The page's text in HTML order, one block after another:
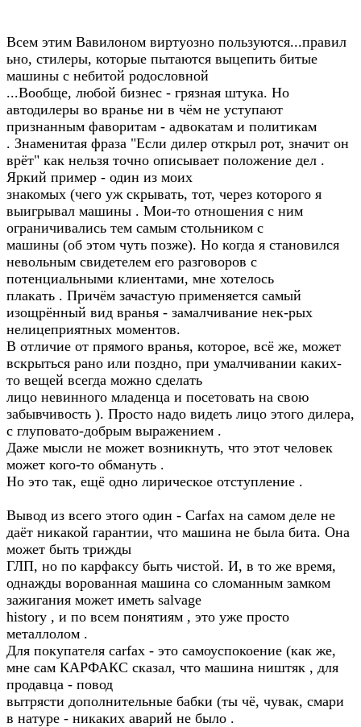
Всем этим Вавилоном виртуозно пользуются...правил
ьно, стилеры, которые пытаются выцепить битые
машины с небитой родословной
...Вообще, любой бизнес - грязная штука. Но
автодилеры во вранье ни в чём не уступают
признанным фаворитам - адвокатам и политикам
. Знаменитая фраза "Если дилер открыл рот, значит он
врёт" как нельзя точно описывает положение дел .
Яркий пример - один из моих
знакомых (чего уж скрывать, тот, через которого я
выигрывал машины . Мои-то отношения с ним
ограничивались тем самым стольником с
машины (об этом чуть позже). Но когда я становился
невольным свидетелем его разговоров с
потенциальными клиентами, мне хотелось
плакать . Причём зачастую применяется самый
изощрённый вид вранья - замалчивание нек-рых
нелицеприятных моментов.
В отличие от прямого вранья, которое, всё же, может
вскрыться рано или поздно, при умалчивании каких-
то вещей всегда можно сделать
лицо невинного младенца и посетовать на свою
забывчивость ). Просто надо видеть лицо этого дилера,
с глуповато-добрым выражением .
Даже мысли не может возникнуть, что этот человек
может кого-то обмануть .
Но это так, ещё одно лирическое отступление .
Вывод из всего этого один - Carfax на самом деле не
даёт никакой гарантии, что машина не была бита. Она
может быть трижды
ГЛП, но по карфаксу быть чистой. И, в то же время,
однажды ворованная машина со сломанным замком
зажигания может иметь salvage
history , и по всем понятиям , это уже просто
металлолом .
Для покупателя carfax - это самоуспокоение (как же,
мне сам КАРФАКС сказал, что машина ништяк , для
продавца - повод
вытрясти дополнительные бабки (ты чё, чувак, смари
в натуре - никаких аварий не было .